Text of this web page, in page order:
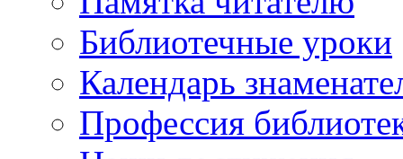
Библиотечные уроки
Календарь
Профессия